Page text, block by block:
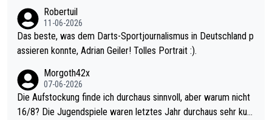
Robertuil
11-06-2026
Das beste, was dem Darts-Sportjournalismus in Deutschland p
assieren konnte, Adrian Geiler! Tolles Portrait :).
Morgoth42x
07-06-2026
Die Aufstockung finde ich durchaus sinnvoll, aber warum nicht
16/8? Die Jugendspiele waren letztes Jahr durchaus sehr kurz